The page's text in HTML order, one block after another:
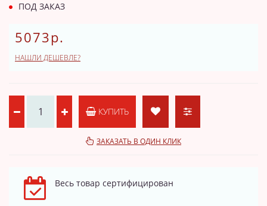
ПОД ЗАКАЗ
5073р.
НАШЛИ ДЕШЕВЛЕ?
КУПИТЬ
ЗАКАЗАТЬ В ОДИН КЛИК
Весь товар сертифицирован